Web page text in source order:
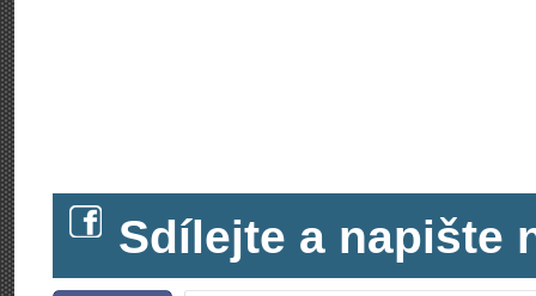
Sdílejte a napište